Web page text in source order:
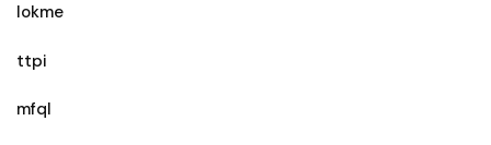
lokme
ttpi
mfql